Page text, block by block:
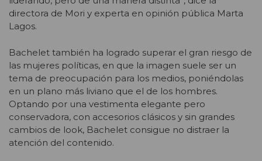
directora de Mori y experta en opinión pública Marta
Lagos.
Bachelet también ha logrado superar el gran riesgo de
las mujeres políticas, en que la imagen suele ser un
tema de preocupación para los medios, poniéndolas
en un plano más liviano que el de los hombres.
Optando por una vestimenta elegante pero
conservadora, con accesorios clásicos y sin grandes
cambios de look, Bachelet consigue no distraer la
atención del contenido.